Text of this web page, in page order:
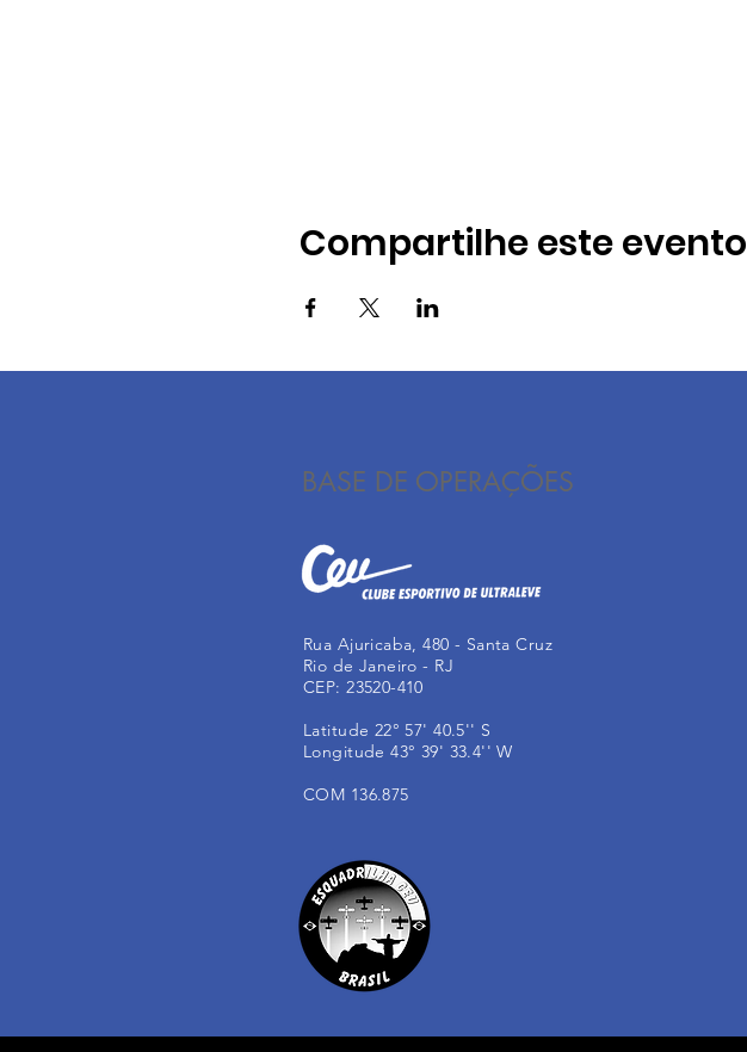
Compartilhe este evento
BASE DE OPERAÇÕES
Rua Ajuricaba, 480 - Santa Cruz
Rio de Janeiro - RJ
CEP: 23520-410
Latitude 22° 57' 40.5'' S
Longitude 43° 39' 33.4'' W
COM 136.875